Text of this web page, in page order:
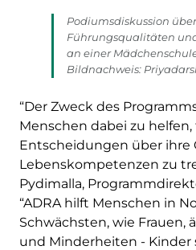
Podiumsdiskussion
Führungsqualitäten
an einer
Bildnachweis:
“Der Zweck des
Menschen dabei zu
Entscheidungen über ihre
Lebenskompetenzen zu
Pydimalla,
“ADRA hilft Menschen in
Schwächsten, wie Frauen,
und Minderheiten - Kinder